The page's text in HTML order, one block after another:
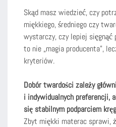
Skąd masz wiedzieć, czy
miękkiego, średniego czy
wystarczy, czy lepiej sięgnąć
to nie „magia producenta”,
kryteriów.
Dobór twardości zależy
i indywidualnych preferencji,
się stabilnym podparciem
Zbyt miękki materac sprawi,